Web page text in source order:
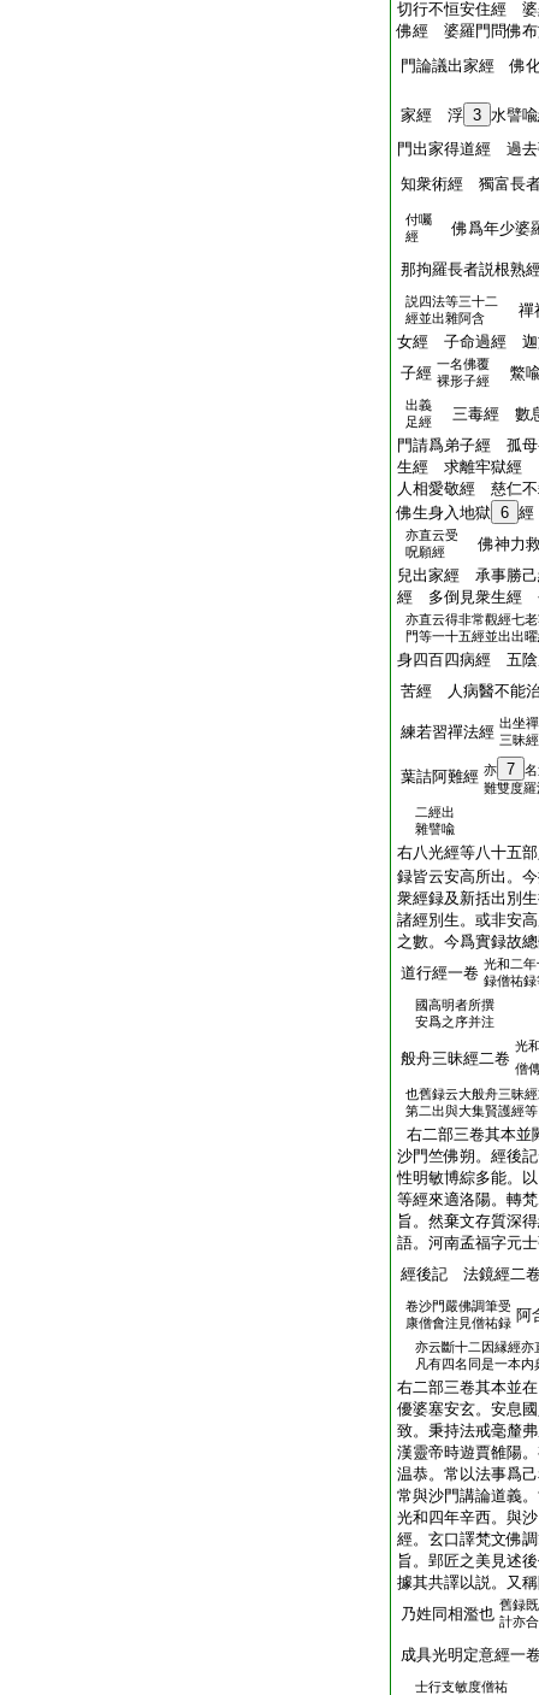
切行不恒安住經 婆
佛經 婆羅門問佛
門論議出家經 佛
家經 浮 3 水譬
門出家得道經 過
知衆術經 獨富長
付囑
經
佛爲年少婆
那拘羅長者説根熟
説四法等三十二
經並出雜阿含
禪
女經 子命過經 迦
子經 一名佛覆
裸形子經
鱉
出義
足經
三毒經 數
門請爲弟子經 孤
生經 求離牢獄經
人相愛敬經 慈仁
佛生身入地獄 6 經
亦直云受
呪願經
佛神力
兒出家經 承事勝
經 多倒見衆生經
亦直云得非常觀經七
門等一十五經並出出
身四百四病經 五
苦經 人病醫不能
練若習禪法經 出坐禪
三昧經
葉詰阿難經 亦 7
難雙度
二經出
雜譬喩
右八光經等八十五
録皆云安高所出。
衆經録及新括出別
諸經別生。或非安
之數。今爲實録故
道行經一卷 光和二
録僧祐
國高明者所撰
安爲之序并注
般舟三昧經二卷
光
僧
也舊録云大般舟三昧
第二出與大集賢護經
右二部三卷其本並
沙門竺佛朔。經後
性明敏博綜多能。
等經來適洛陽。轉
旨。然棄文存質深
語。河南孟福字元
經後記 法鏡經二
卷沙門嚴佛調筆受
康僧會注見僧祐録 阿
亦云斷十二因縁經亦
凡有四名同是一本
右二部三卷其本並在
優婆塞安玄。安息
致。秉持法戒毫釐
漢靈帝時遊賈雒陽
温恭。常以法事爲
常與沙門講論道義
光和四年辛西。與
經。玄口譯梵文佛
旨。郢匠之美見述
據其共譯以説。又
乃姓同相濫也 舊録
計亦
成具光明定意經一
士行支敏度僧祐